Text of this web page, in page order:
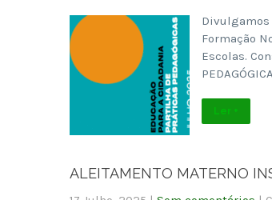
Divulgamos
Formação
Escolas.
Ler +
ALEITAMENTO MATERNO